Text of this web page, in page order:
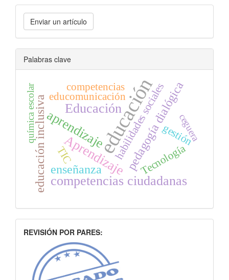
Enviar
un
artículo
Enviar un artículo
Palabras clave
educación
Educación
Aprendizaje
aprendizaje
competencias ciudadanas
pedagogía dialógica
enseñanza
educación inclusivaeducomunicación
Tecnología
gestión
competenciashabilidades sociales
TIC
ceguera
química escolar
INDEXACION
REVISIÓN POR PARES: